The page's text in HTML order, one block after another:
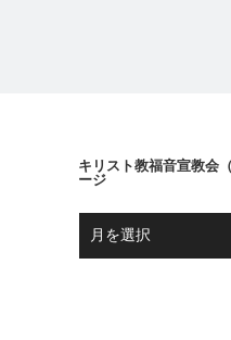
キリスト教福音宣教会
ージ